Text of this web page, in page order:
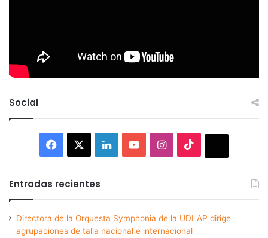
Social
Facebook LinkedInYouTubeInstagram
Entradas recientes
Directora de la Orquesta Symphonia de la UDLAP dirige
agrupaciones de talla nacional e internacional